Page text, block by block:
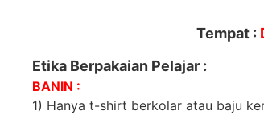
Tempat :
Etika Berpakaian Pelajar :
BANIN :
1) Hanya t-shirt berkolar atau baju